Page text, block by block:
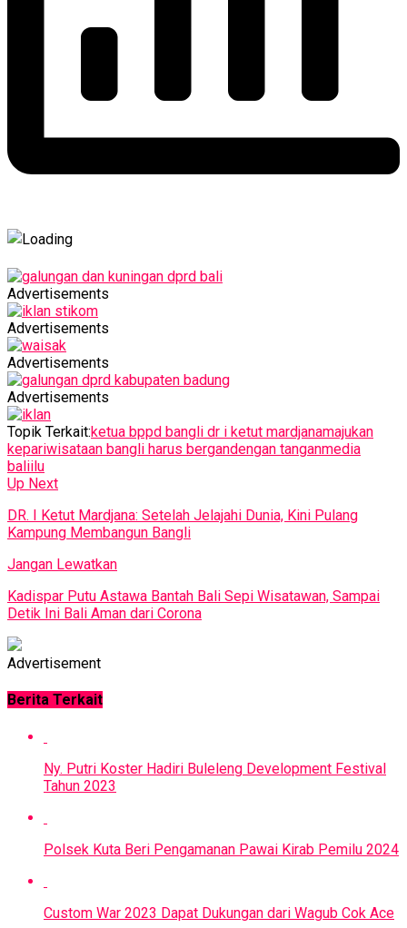
Advertisements
Advertisements
Advertisements
Advertisements
Topik Terkait:ketua bppd bangli dr i ketut mardjanamajukan
kepariwisataan bangli harus bergandengan tanganmedia
baliilu
Up Next
DR. I Ketut Mardjana: Setelah Jelajahi Dunia, Kini Pulang
Kampung Membangun Bangli
Jangan Lewatkan
Kadispar Putu Astawa Bantah Bali Sepi Wisatawan, Sampai
Detik Ini Bali Aman dari Corona
Advertisement
Berita Terkait
Ny. Putri Koster Hadiri Buleleng Development Festival
Tahun 2023
Polsek Kuta Beri Pengamanan Pawai Kirab Pemilu 2024
Custom War 2023 Dapat Dukungan dari Wagub Cok Ace